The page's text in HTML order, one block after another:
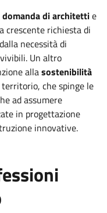
domanda di architettie
crescente richiesta di
necessità di
Un altro
allasostenibilità
che spinge le
ad assumere
in progettazione
innovative.